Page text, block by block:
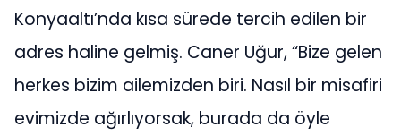
Konyaaltı’nda kısa sürede tercih edilen bir
adres haline gelmiş. Caner Uğur, “Bize gelen
herkes bizim ailemizden biri. Nasıl bir misafiri
evimizde ağırlıyorsak, burada da öyle